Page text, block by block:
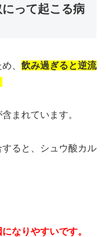
にって起こる病
、 飲み過ぎると逆流
まれています。
ると、シュウ酸カル
なりやすいです。